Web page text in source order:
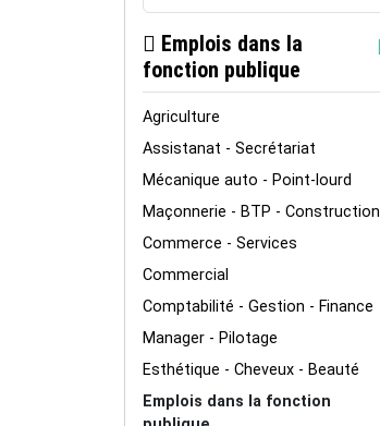
Emplois dans la
fonction publique
Agriculture
Assistanat - Secrétariat
Mécanique auto - Point-lourd
Maçonnerie - BTP - Construction
Commerce - Services
Commercial
Comptabilité - Gestion - Finance
Manager - Pilotage
Esthétique - Cheveux - Beauté
Emplois dans la fonction